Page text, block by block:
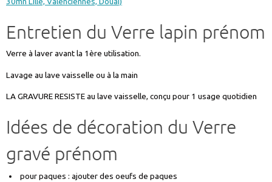
Entretien du Verre lapin prénom
Verre à laver avant la 1ère utilisation.
Lavage au lave vaisselle ou à la main
LA GRAVURE RESISTE au lave vaisselle, conçu pour 1 usage quotidien
Idées de décoration du Verre
gravé prénom
pour paques : ajouter des oeufs de paques